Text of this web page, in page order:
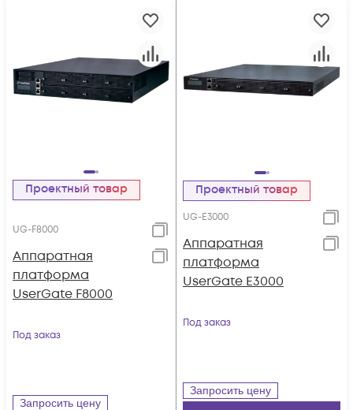
Проектный товар
UG-F8000
Аппаратная
платформа
UserGate F8000
Под заказ
Запросить цену
Проектный товар
UG-E3000
Аппаратная
платформа
UserGate E3000
Под заказ
Запросить цену